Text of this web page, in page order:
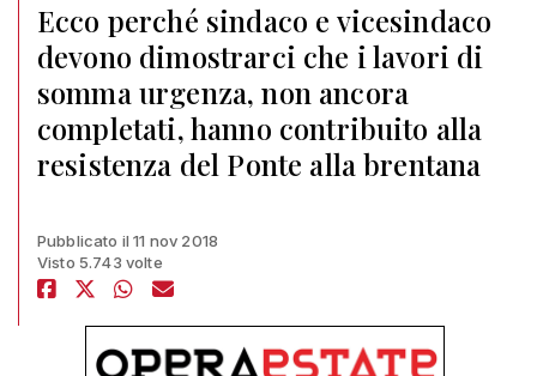
Ecco perché sindaco e vicesindaco
devono dimostrarci che i lavori di
somma urgenza, non ancora
completati, hanno contribuito alla
resistenza del Ponte alla brentana
Pubblicato il 11 nov 2018
Visto 5.743 volte